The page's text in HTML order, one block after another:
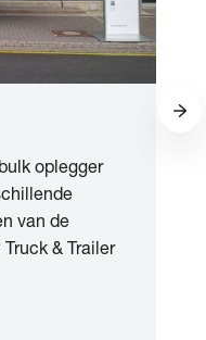
oplegger
van de
& Trailer